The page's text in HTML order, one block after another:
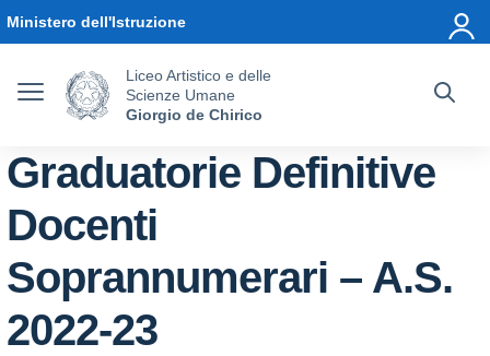
Ministero dell'Istruzione
Liceo Artistico e delle
Scienze Umane
Giorgio de Chirico
Graduatorie Definitive
Docenti
Soprannumerari – A.S.
2022-23